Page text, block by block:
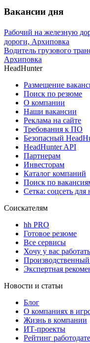
Вакансии дня
Рабочий на железную
дороги, Архиповка
Водитель грузового
Архиповка
HeadHunter
Размещение
Поиск по резюме
О компании
Наши вакансии
Реклама на сайте
Требования к ПО
Безопасный
HeadHunter API
Партнерам
Инвесторам
Каталог компаний
Поиск по
Сетка: соцсеть для
Соискателям
hh PRO
Готовое резюме
Все сервисы
Хочу у вас работать
Производственный
Экспертная
Новости и статьи
Блог
О компаниях в
Жизнь в компании
ИТ-проекты
Рейтинг